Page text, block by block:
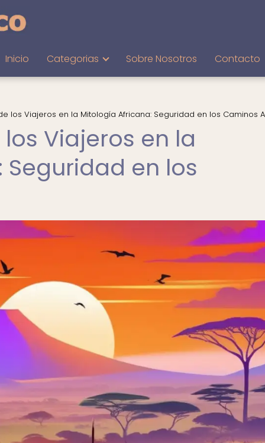
Inicio Categorias Sobre Nosotros Contacto
los Viajeros en la Mitología Africana: Seguridad en los Caminos
Viajeros en la
en los